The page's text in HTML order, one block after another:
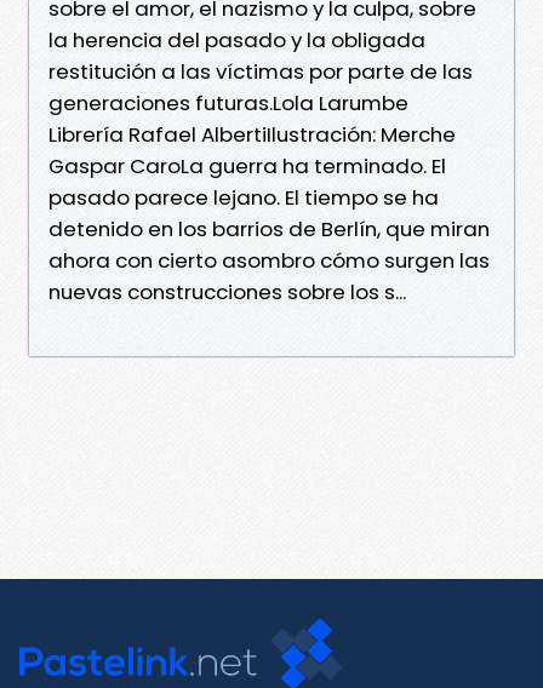
sobre el amor, el nazismo y la culpa, sobre
la herencia del pasado y la obligada
restitución a las víctimas por parte de las
generaciones futuras.Lola Larumbe
Librería Rafael AlbertiIlustración: Merche
Gaspar CaroLa guerra ha terminado. El
pasado parece lejano. El tiempo se ha
deteni­do en los barrios de Berlín, que miran
ahora con cierto asombro cómo surgen las
nuevas construcciones sobre los s...